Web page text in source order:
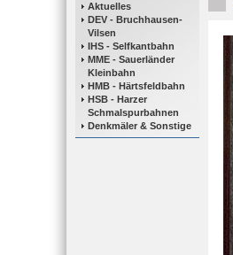
Aktuelles
DEV - Bruchhausen-
Vilsen
IHS - Selfkantbahn
MME - Sauerländer
Kleinbahn
HMB - Härtsfeldbahn
HSB - Harzer
Schmalspurbahnen
Denkmäler & Sonstige